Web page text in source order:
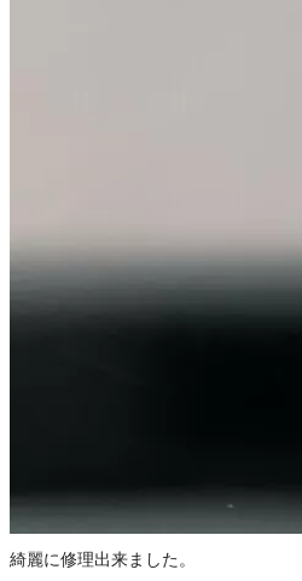
綺麗に修理出来ました。